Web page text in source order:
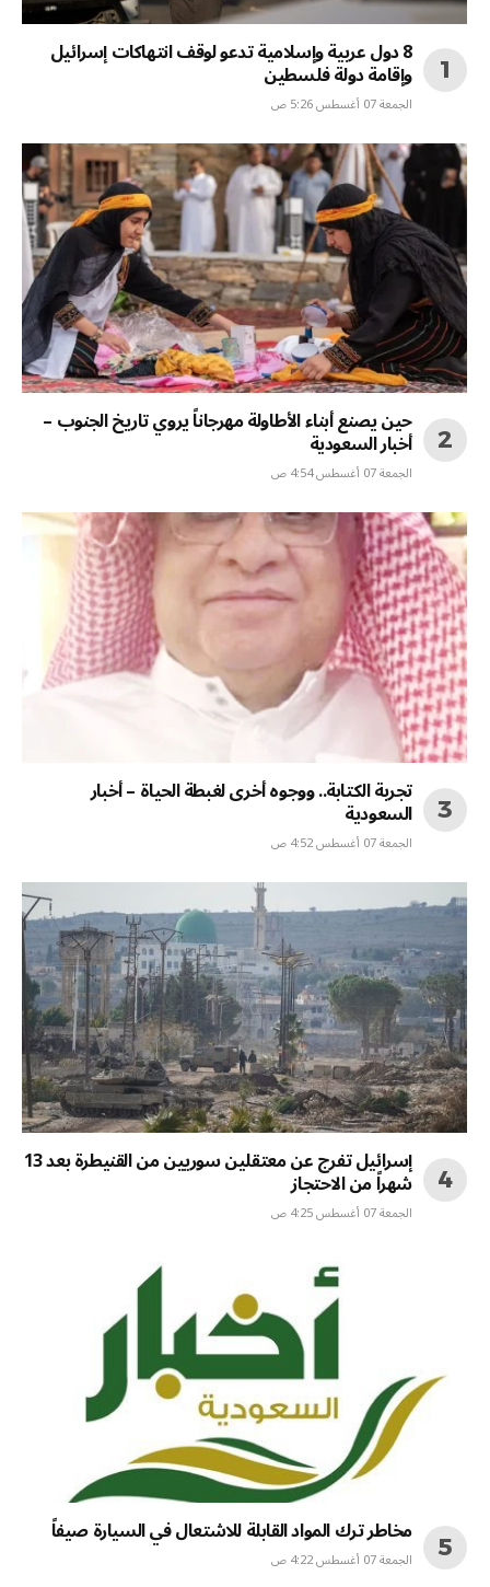
8 دول عربية وإسلامية تدعو لوقف انتهاكات إسرائيل
وإقامة دولة فلسطين
الجمعة 07 أغسطس 5:26 ص
حين يصنع أبناء الأطاولة مهرجاناً يروي تاريخ الجنوب –
أخبار السعودية
الجمعة 07 أغسطس 4:54 ص
تجربة الكتابة.. ووجوه أخرى لغبطة الحياة – أخبار
السعودية
الجمعة 07 أغسطس 4:52 ص
إسرائيل تفرج عن معتقلين سوريين من القنيطرة بعد 13
شهراً من الاحتجاز
الجمعة 07 أغسطس 4:25 ص
مخاطر ترك المواد القابلة للاشتعال في السيارة صيفاً
الجمعة 07 أغسطس 4:22 ص